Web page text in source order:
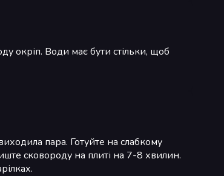
окріп. Води має бути стільки, щоб
пара. Готуйте на слабкому
сковороду на плиті на 7-8 хвилин.